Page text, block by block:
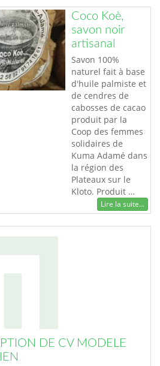
Coco Koè,
savon noir
artisanal
Savon 100%
naturel fait à base
d'huile palmiste et
de cendres de
cabosses de cacao
produit par la
Coop des femmes
solidaires de
Kuma Adamé dans
la région des
Plateaux sur le
Kloto. Produit …
Lire la suite...
DE CV MODELE